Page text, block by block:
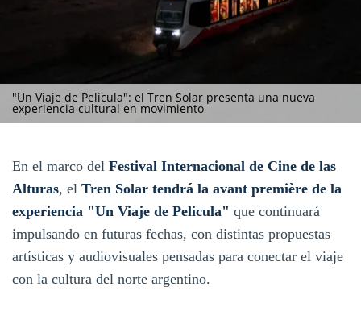
"Un Viaje de Película": el Tren Solar presenta una nueva
experiencia cultural en movimiento
En el marco del Festival Internacional de Cine de las
Alturas, el Tren Solar tendrá la avant première de la
experiencia "Un Viaje de Pelicula" que continuará
impulsando en futuras fechas, con distintas propuestas
artísticas y audiovisuales pensadas para conectar el viaje
con la cultura del norte argentino.